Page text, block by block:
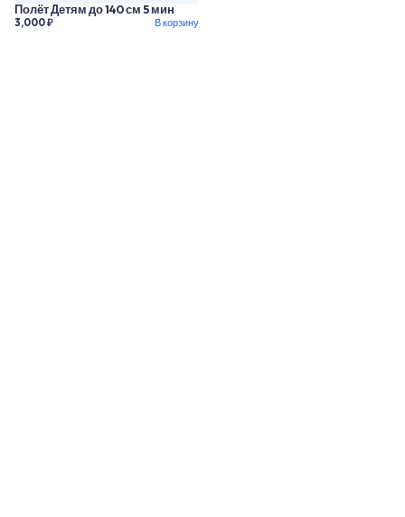
Полёт Детям до 140 см 5 мин
3,000 ₽ В корзину